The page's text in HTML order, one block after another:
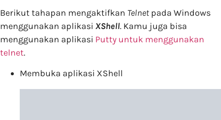
Berikut tahapan mengaktifkan Telnetpada Windows
menggunakan aplikasi XShell. Kamu juga bisa
menggunakan aplikasi Putty untuk menggunakan
telnet.
Membuka aplikasi XShell